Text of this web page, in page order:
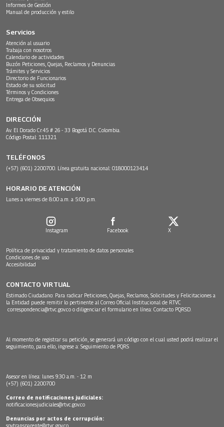
Informes de Gestión
Manual de producción y estilo
Servicios
Atención al usuario
Trabaja con nosotros
Calendario de actividades
Buzón Peticiones, Quejas, Reclamos y Denuncias
Trámites y Servicios
Directorio de Funcionarios
Estado de su solicitud
Términos y Condiciones
Entrega de Obsequios
DIRECCIÓN
Av. El Dorado Cr.45 # 26 - 33 Bogotá D.C. Colombia.
Código Postal: 111321
TELÉFONOS
(+57) (601) 2200700. Línea gratuita nacional: 018000123414
HORARIO DE ATENCIÓN
Lunes a viernes de 8:00 a.m. a 5:00 p.m.
Instagram Facebook X
Política de privacidad y tratamiento de datos personales
Condiciones de uso
Accesibilidad
CONTACTO VIRTUAL
Estimado Ciudadano: Para radicar Peticiones, Quejas, Reclamos, Solicitudes y Felicitaciones a
la Entidad puede remitir lo pertinente al Correo Oficial Institucional de RTVC
correspondencia@rtvc.gov.co o diligenciar el formulario en línea: Contacto PQRSD.
Al momento de registrar su petición, se generará un código con el cual usted podrá realizar el
seguimiento, para ello, ingrese a: Seguimiento de PQRS
Asesor en línea: lunes 9:30 a.m. - 12 m
(+57) (601) 2200700
Correo de notificaciones judiciales:
notificacionesjudiciales@rtvc.gov.co
Denuncias por actos de corrupción:
soytransparente@rtvc.gov.co